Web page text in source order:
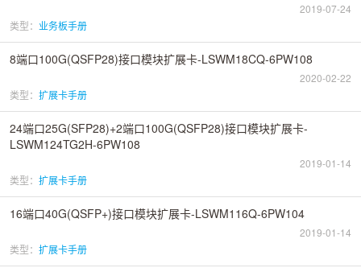
2019-07-24
类型： 业务板手册
8端口100G(QSFP28)接口模块扩展卡-LSWM18CQ-6PW108
2020-02-22
类型： 扩展卡手册
24端口25G(SFP28)+2端口100G(QSFP28)接口模块扩展卡-
LSWM124TG2H-6PW108
2019-01-14
类型： 扩展卡手册
16端口40G(QSFP+)接口模块扩展卡-LSWM116Q-6PW104
2019-01-14
类型： 扩展卡手册